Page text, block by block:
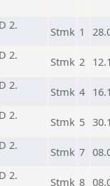
2.
Stmk 1
2.
Stmk 2
2.
Stmk 4
2.
Stmk 5
2.
Stmk 7
2.
Stmk 8